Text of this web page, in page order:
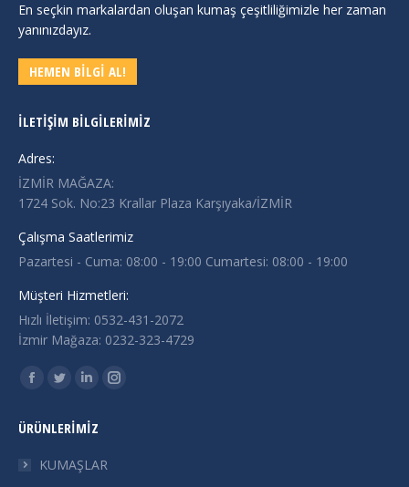
En seçkin markalardan oluşan kumaş çeşitliliğimizle her zaman
yanınızdayız.
HEMEN BİLGİ AL!
İLETIŞIM BILGILERIMIZ
Adres:
İZMİR MAĞAZA:
1724 Sok. No:23 Krallar Plaza Karşıyaka/İZMİR
Çalışma Saatlerimiz
Pazartesi - Cuma: 08:00 - 19:00 Cumartesi: 08:00 - 19:00
Müşteri Hizmetleri:
Hızlı İletişim: 0532-431-2072
İzmir Mağaza: 0232-323-4729
Find us on:
Facebook
opens
Twitter
opens
in
Linkedin
opens
in
Instagram
ÜRÜNLERIMIZ
KUMAŞLAR